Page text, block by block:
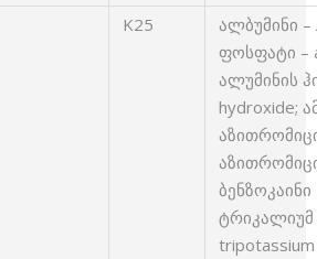
K25
ალბუმინი –
ფოსფატი –
ალუმინის
hydroxide;
ტრიკალიუმ